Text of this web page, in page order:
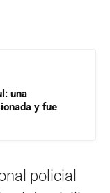
una
y fue
policial